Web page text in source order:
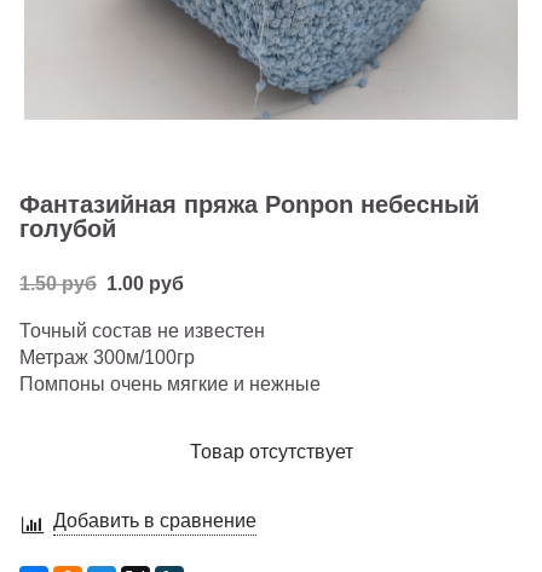
Фантазийная пряжа Ponpon небесный
голубой
1.50 руб 1.00 руб
Точный состав не известен
Метраж 300м/100гр
Помпоны очень мягкие и нежные
Товар отсутствует
Добавить в сравнение